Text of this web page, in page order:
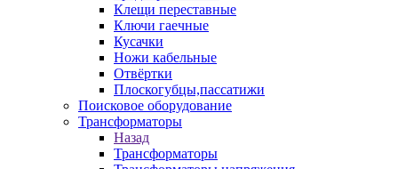
Клещи переставные
Ключи гаечные
Кусачки
Ножи кабельные
Отвёртки
Плоскогубцы,пассатижи
Поисковое оборудование
Трансформаторы
Назад
Трансформаторы